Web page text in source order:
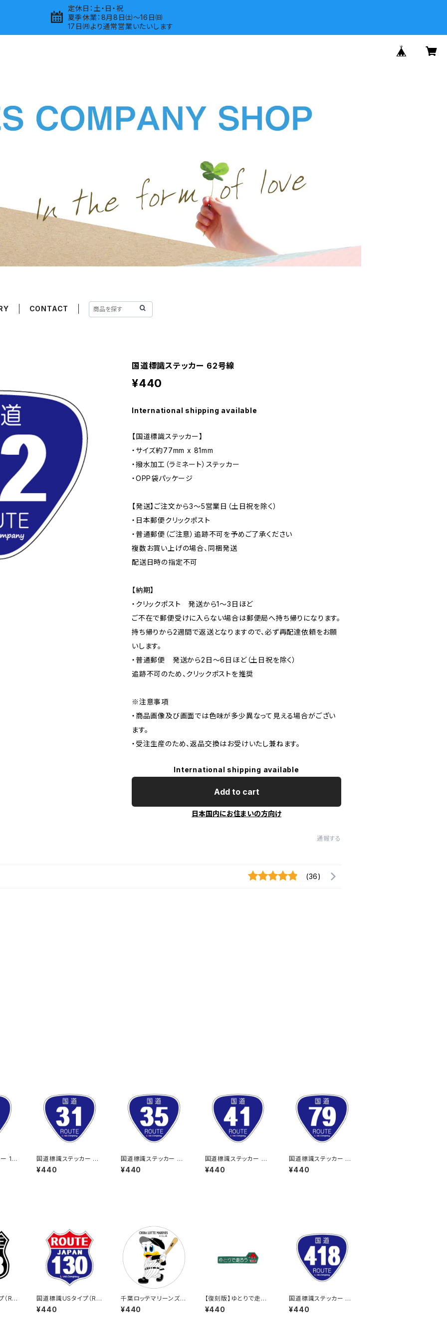
定休日：土・日・祝
夏季休業：8月8日㈯～16日㈰
17日㈪より通常営業いたいします
CONTACT
国道標識ステッカー 62号線
¥440
International shipping available
【国道標識ステッカー】
・サイズ約77mm x 81mm
・撥水加工（ラミネート）ステッカー
・OPP袋パッケージ
【発送】ご注文から3〜5営業日（土日祝を除く）
・日本郵便クリックポスト
・普通郵便（ご注意）追跡不可を予めご了承ください
複数お買い上げの場合、同梱発送
配送日時の指定不可
【納期】
・クリックポスト 発送から1〜3日ほど
ご不在で郵便受けに入らない場合は郵便局へ持ち帰りになります。
持ち帰りから2週間で返送となりますので、必ず再配達依頼をお願
いします。
・普通郵便 発送から2日〜6日ほど（土日祝を除く）
追跡不可のため、クリックポストを推奨
※注意事項
・商品画像及び画面では色味が多少異なって見える場合がござい
ます。
・受注生産のため、返品交換はお受けいたし兼ねます。
International shipping available
Add to cart
日本国内にお住まいの方向け
通報する
(36)
ー 16
国道標識ステッカー 31
号線
¥440
国道標識ステッカー 35
号線
¥440
国道標識ステッカー 41
号線
¥440
国道標識ステッカー 79
号線
¥440
（RO
国道標識USタイプ（RO
UTE）ステッカー 130号
線
¥440
千葉ロッテマリーンズス
テッカー8
¥440
【復刻版】ゆとりで走ろ
う秋田県（緑）：ステッカ
ー
¥440
国道標識ステッカー 41
8号線
¥440